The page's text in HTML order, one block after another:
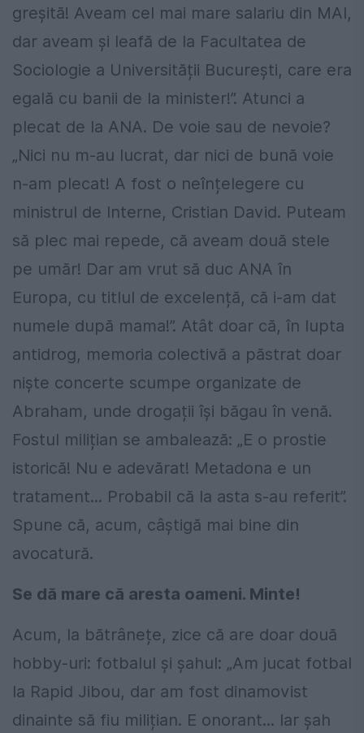
greșită! Aveam cel mai mare salariu din MAI,
dar aveam și leafă de la Facultatea de
Sociologie a Universității București, care era
egală cu banii de la minister!”. Atunci a
plecat de la ANA. De voie sau de nevoie?
„Nici nu m-au lucrat, dar nici de bună voie
n-am plecat! A fost o neînțelegere cu
ministrul de Interne, Cristian David. Puteam
să plec mai repede, că aveam două stele
pe umăr! Dar am vrut să duc ANA în
Europa, cu titlul de excelență, că i-am dat
numele după mama!”. Atât doar că, în lupta
antidrog, memoria colectivă a păstrat doar
niște concerte scumpe organizate de
Abraham, unde drogații își băgau în venă.
Fostul milițian se ambalează: „E o prostie
istorică! Nu e adevărat! Metadona e un
tratament... Probabil că la asta s-au referit”.
Spune că, acum, câștigă mai bine din
avocatură.
Se dă mare că aresta oameni. Minte!
Acum, la bătrânețe, zice că are doar două
hobby-uri: fotbalul și șahul: „Am jucat fotbal
la Rapid Jibou, dar am fost dinamovist
dinainte să fiu milițian. E onorant... Iar șah